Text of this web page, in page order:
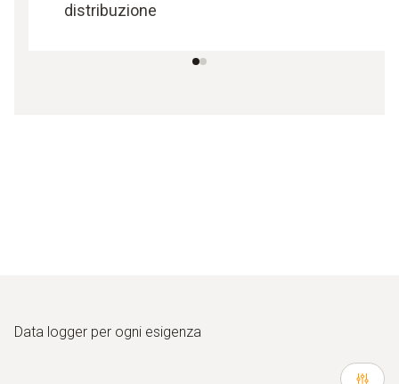
distribuzione
Data logger per ogni esigenza